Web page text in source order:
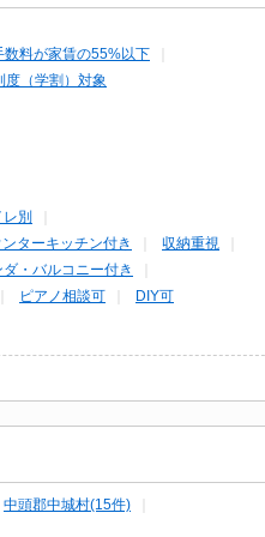
数料が家賃の55%以下
度（学割）対象
別
ターキッチン付き
収納重視
ダ・バルコニー付き
ピアノ相談可
DIY可
中頭郡中城村(15件)